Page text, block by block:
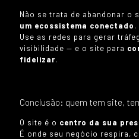
Não se trata de abandonar o
um ecossistema conectado.
Use as redes para gerar
visibilidade — e o site para
fidelizar.
Conclusão: quem tem site,
O site é o centro da sua
É onde seu negócio respira,